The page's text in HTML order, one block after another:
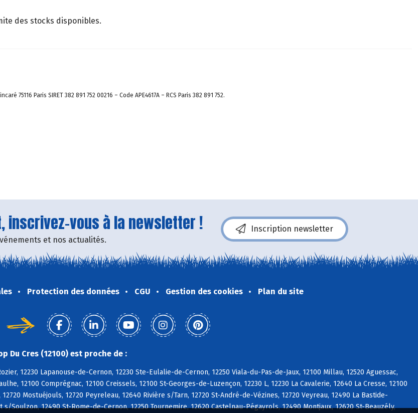
des stocks disponibles.
Paris SIRET 382 891 752 00216 – Code APE4617A – RCS Paris 382 891 752.
inscrivez-vous à la newsletter !
et nos actualités.
Inscription newsletter
Protection des données CGU Gestion des cookies Plan du site
Du Cres (12100) est proche de :
12230 Lapanouse-de-Cernon, 12230 Ste-Eulalie-de-Cernon, 12250 Viala-du-Pas-de-Jaux, 12100 Millau, 12520 Aguessac,
12100 Comprégnac, 12100 Creissels, 12100 St-Georges-de-Luzençon, 12230 L, 12230 La Cavalerie, 12640 La Cresse, 12100
Mostuéjouls, 12720 Peyreleau, 12640 Rivière s/Tarn, 12720 St-André-de-Vézines, 12720 Veyreau, 12490 La Bastide-
s/Soulzon, 12490 St-Rome-de-Cernon, 12250 Tournemire, 12620 Castelnau-Pégayrols, 12490 Montjaux, 12620 St-Beauzély,